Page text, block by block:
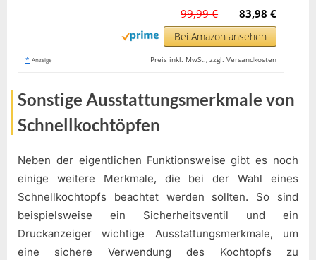
83,98 €
99,99 €
Bei Amazon ansehen
* Anzeige Preis inkl. MwSt., zzgl. Versandkosten
Sonstige Ausstattungsmerkmale von
Schnellkochtöpfen
Neben der eigentlichen Funktionsweise gibt es noch
einige weitere Merkmale, die bei der Wahl eines
Schnellkochtopfs beachtet werden sollten. So sind
beispielsweise ein Sicherheitsventil und ein
Druckanzeiger wichtige Ausstattungsmerkmale, um
eine sichere Verwendung des Kochtopfs zu